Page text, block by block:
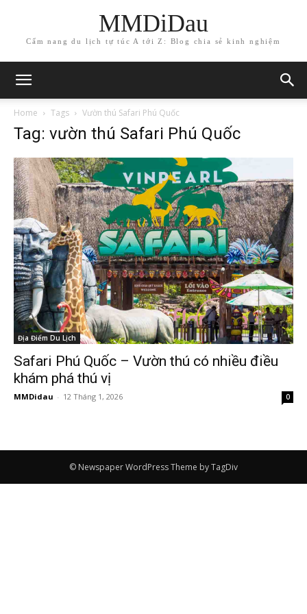
MMDiDau
Cẩm nang du lịch tự túc A tới Z: Blog chia sẻ kinh nghiệm
Home Tags Vườn thú Safari Phú Quốc
Tag: vườn thú Safari Phú Quốc
Địa Điểm Du Lịch
Safari Phú Quốc – Vườn thú có nhiều điều
khám phá thú vị
MMDidau - 12 Tháng 1, 2026 0
© Newspaper WordPress Theme by TagDiv